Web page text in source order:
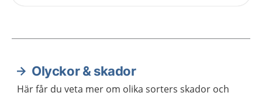
Aktuella artiklar
Olyckor & skador
Här får du veta mer om olika sorters skador och